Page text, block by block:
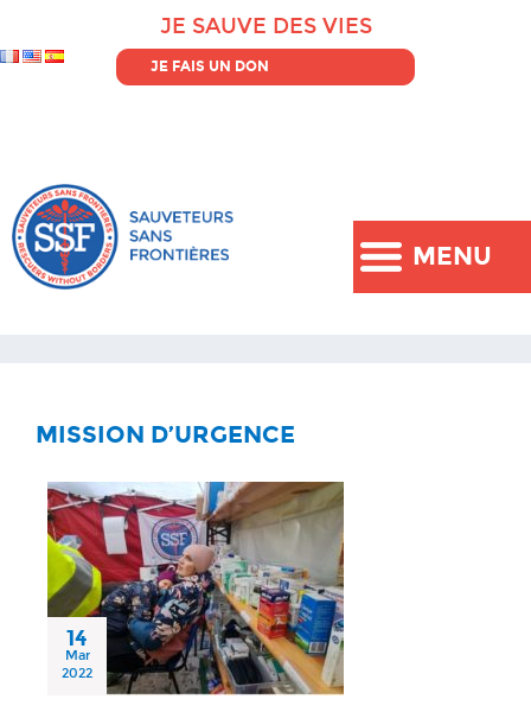
MENU
JE SAUVE DES VIES
JE FAIS UN DON
MISSION D’URGENCE
14
Mar
2022